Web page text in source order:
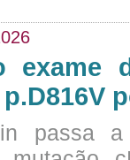
exame
passa